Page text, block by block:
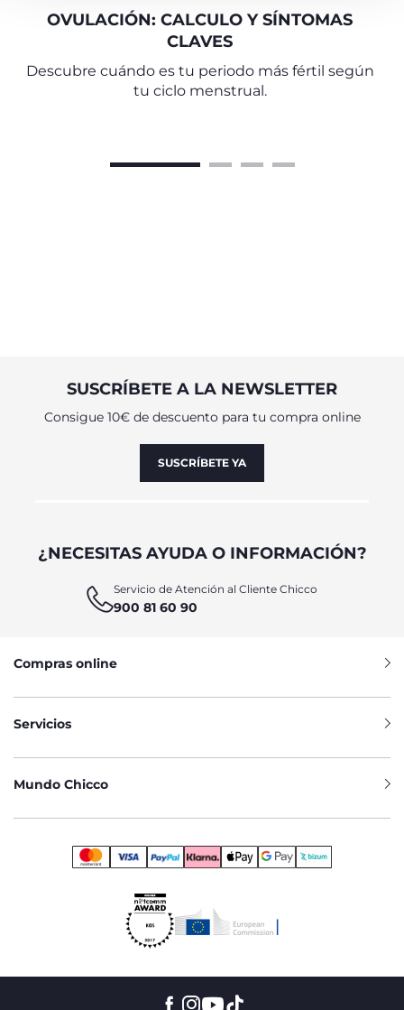
OVULACIÓN: CALCULO Y SÍNTOMAS
CLAVES
Descubre cuándo es tu periodo más fértil según
tu ciclo menstrual.
SUSCRÍBETE A LA NEWSLETTER
Consigue 10€ de descuento para tu compra online
SUSCRÍBETE YA
¿NECESITAS AYUDA O INFORMACIÓN?
Servicio de Atención al Cliente Chicco
900 81 60 90
Compras online
Servicios
Mundo Chicco